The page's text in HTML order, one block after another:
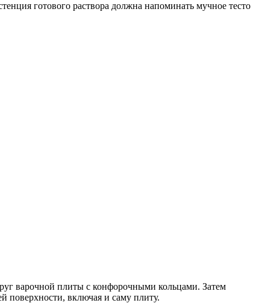
готового раствора должна напоминать мучное тесто
варочной плиты с конфорочными кольцами. Затем
поверхности, включая и саму плиту.